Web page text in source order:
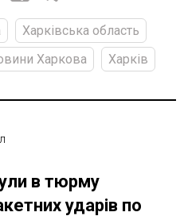
Харківська область
Харкова Харків
в тюрму
ударів по